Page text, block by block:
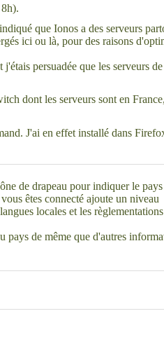
que Ionos a des serveurs
ici ou là, pour des raisons
persuadée que les serveurs
dont les serveurs sont en
J'ai en effet installé dans
de drapeau pour indiquer le pays
êtes connecté ajoute un niveau
locales et les
de même que d'autres